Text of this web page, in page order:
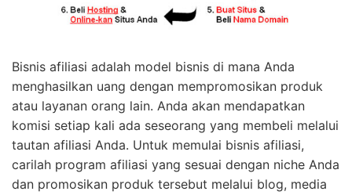
Bisnis afiliasi adalah model bisnis di mana Anda
menghasilkan uang dengan mempromosikan produk
atau layanan orang lain. Anda akan mendapatkan
komisi setiap kali ada seseorang yang membeli melalui
tautan afiliasi Anda. Untuk memulai bisnis afiliasi,
carilah program afiliasi yang sesuai dengan niche Anda
dan promosikan produk tersebut melalui blog, media